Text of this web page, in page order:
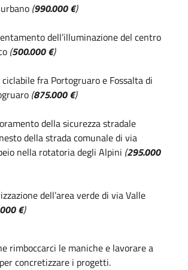
(990.000 €)
dell’illuminazione del centro
(500.000 €)
ciclabile fra Portogruaro e Fossalta di
(875.000 €)
della sicurezza stradale
della strada comunale di via
nella rotatoria degli Alpini (295.000
dell’area verde di via Valle
€)
rimboccarci le maniche e lavorare a
concretizzare i progetti.